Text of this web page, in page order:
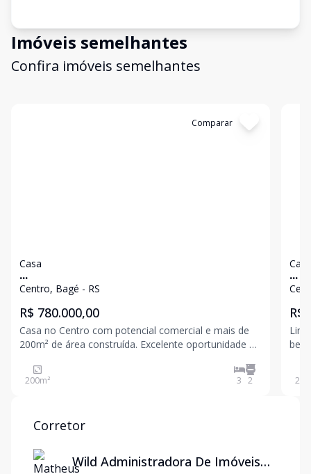
Imóveis semelhantes
Confira imóveis semelhantes
Comparar
Casa
...
Centro, Bagé - RS
R$ 780.000,00
Casa no Centro com potencial comercial e mais de
200m² de área construída. Excelente oportunidade no
estratégica e um imóvel com personalidade. Esta
casa possui arquitetura diferenciada, com
200m² 3 2
Casa
...
R$
215
Corretor
Wild Administradora De Imóveis